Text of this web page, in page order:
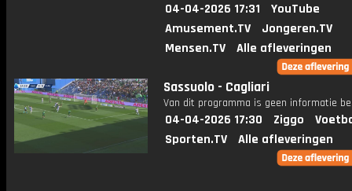
04-04-2026 17:31
YouTube
Amusement.TV
Jongeren.TV
Mensen.TV
Alle afleveringen
Sassuolo - Cagliari
Van dit programma is geen informatie
04-04-2026 17:30 Ziggo
Sporten.TV
Alle afleveringen